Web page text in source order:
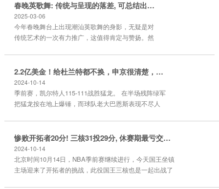
12月中央经济工作会议提出了抓好去产能、去库
存、去杠杆、降成本、补短板五大任务，降成本成
为供给侧结构性改革的重要内容。2016年8月国务
院印发《降低实体经济企业成本工作方案》以来，
春晚英歌舞: 传统与呈现的落差, 可总结出4点不足
2025-03-06
今年春晚舞台上出现潮汕英歌舞的身影，无疑是对
传统艺术的一次有力推广，这值得肯定与赞扬。然
极具代表性的民间舞蹈，蕴含着深厚的文化内涵。
在潮汕文化中，“蛇” 在英歌舞里有着举足轻重的地
位，它象征着驱邪祈福、开拓先锋。在英歌舞表演
中，舞者们的动作变化、方向转换以及阵形调整，
2.2亿美金！给杜兰特都不换，申京很清楚，火箭已经没得选择了
2024-10-14
季前赛，凯尔特人115-111战胜猛龙。 在半场残阵绿军
把猛龙按在地上爆锤，而球队老大巴恩斯表现不尽人
有三人续约顶薪，分别是康宁汉姆，莫布里和巴恩斯。
其中巴恩斯拿到顶薪，但实力来说好像又达不到。 康宁
汉姆已经慢慢向东契奇前进，莫布里在防守端的贡献肉
眼可见，加上进攻的提升。巴恩斯则进联盟就巅峰...
惨败开拓者20分! 三核31投29分, 休赛期最亏交易? 三个选秀签太亏
2024-10-14
北京时间10月14日，NBA季前赛继续进行，今天国王坐镇
主场迎来了开拓者的挑战，此役国王三核也是一起出战了